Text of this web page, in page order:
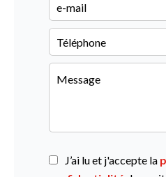
J’ai lu et j'accepte la